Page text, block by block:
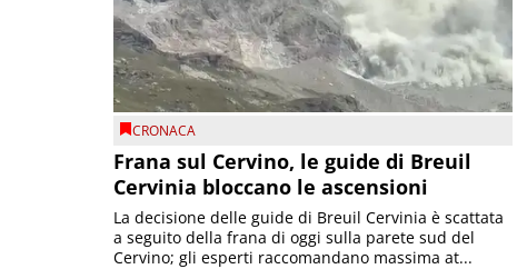
CRONACA
Frana sul Cervino, le guide di Breuil
Cervinia bloccano le ascensioni
La decisione delle guide di Breuil Cervinia è scattata
a seguito della frana di oggi sulla parete sud del
Cervino; gli esperti raccomandano massima at...